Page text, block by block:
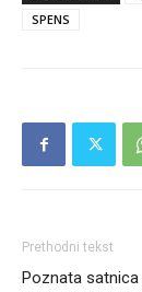
SPENS
Prethodni tekst
Poznata